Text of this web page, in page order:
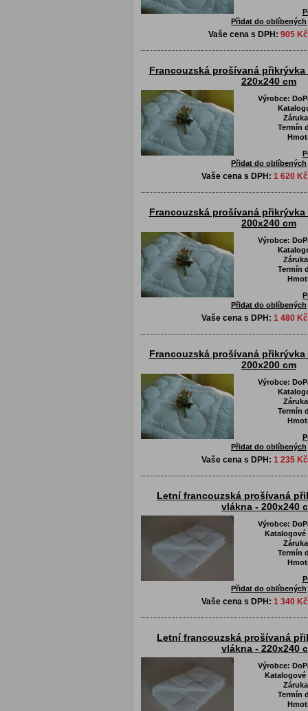
Přidat do oblíbených
Vaše cena s DPH: 905 Kč
Francouzská prošívaná
220x240 cm
Výrobce:
Termín
Přidat do oblíbených
Vaše cena s DPH: 1 620 Kč
Francouzská prošívaná
200x240 cm
Výrobce:
Termín
Přidat do oblíbených
Vaše cena s DPH: 1 480 Kč
Francouzská prošívaná
200x200 cm
Výrobce:
Termín
Přidat do oblíbených
Vaše cena s DPH: 1 235 Kč
Letní francouzská prošívaná
vlákna - 200x240
Výrobce:
Termín
Přidat do oblíbených
Vaše cena s DPH: 1 340 Kč
Letní francouzská prošívaná
vlákna - 220x240
Výrobce:
Termín